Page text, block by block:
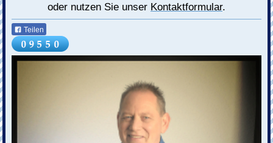
oder nutzen Sie unser Kontaktformular.
Teilen